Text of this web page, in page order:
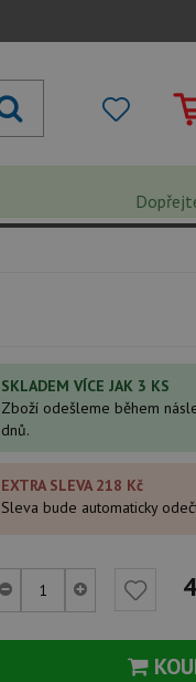
Dopřejte si
SKLADEM VÍCE JAK 3 KS
Zboží odešleme během
dnů.
EXTRA SLEVA 218 Kč
Sleva bude automaticky